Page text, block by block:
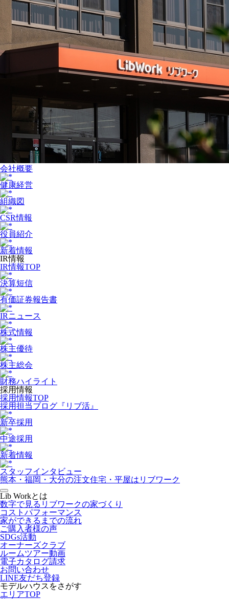
会社概要
健康経営
組織図
CSR情報
役員紹介
新着情報
IR情報
IR情報TOP
決算短信
有価証券報告書
IRニュース
株式情報
株主優待
株主総会
財務ハイライト
採用情報
採用情報TOP
採用担当ブログ『リブ活』
新卒採用
中途採用
新着情報
スタッフインタビュー
熊本・福岡・大分の注文住宅・平屋はリブワーク
Lib Workとは
数字で見るリブワークの家づくり
コストパフォーマンス
家ができるまでの流れ
ご購入者様の声
SDGs活動
オーナーズクラブ
ルームツアー動画
電子カタログ請求
お問い合わせ
LINE友だち登録
モデルハウスをさがす
エリアTOP